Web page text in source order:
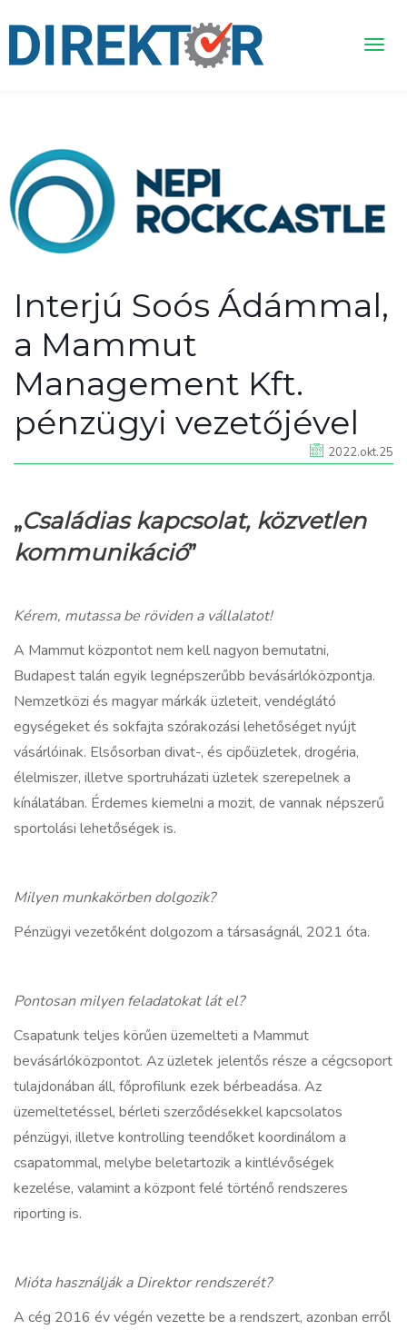
Interjú Soós Ádámmal,
a Mammut
Management Kft.
pénzügyi vezetőjével
2022.okt.25
„Családias kapcsolat, közvetlen
kommunikáció”
Kérem, mutassa be röviden a vállalatot!
A Mammut központot nem kell nagyon bemutatni,
Budapest talán egyik legnépszerűbb bevásárlóközpontja.
Nemzetközi és magyar márkák üzleteit, vendéglátó
egységeket és sokfajta szórakozási lehetőséget nyújt
vásárlóinak. Elsősorban divat-, és cipőüzletek, drogéria,
élelmiszer, illetve sportruházati üzletek szerepelnek a
kínálatában. Érdemes kiemelni a mozit, de vannak népszerű
sportolási lehetőségek is.
Milyen munkakörben dolgozik?
Pénzügyi vezetőként dolgozom a társaságnál, 2021 óta.
Pontosan milyen feladatokat lát el?
Csapatunk teljes körűen üzemelteti a Mammut
bevásárlóközpontot. Az üzletek jelentős része a cégcsoport
tulajdonában áll, főprofilunk ezek bérbeadása. Az
üzemeltetéssel, bérleti szerződésekkel kapcsolatos
pénzügyi, illetve kontrolling teendőket koordinálom a
csapatommal, melybe beletartozik a kintlévőségek
kezelése, valamint a központ felé történő rendszeres
riporting is.
Mióta használják a Direktor rendszerét?
A cég 2016 év végén vezette be a rendszert, azonban erről